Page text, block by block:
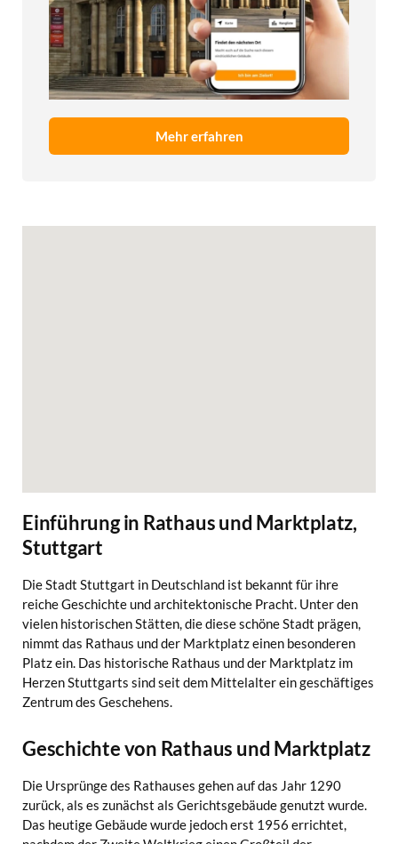
Einführung in Rathaus und Marktplatz,
Stuttgart
Die Stadt Stuttgart in Deutschland ist bekannt für ihre
reiche Geschichte und architektonische Pracht. Unter den
vielen historischen Stätten, die diese schöne Stadt prägen,
nimmt das Rathaus und der Marktplatz einen besonderen
Platz ein. Das historische Rathaus und der Marktplatz im
Herzen Stuttgarts sind seit dem Mittelalter ein geschäftiges
Zentrum des Geschehens.
Geschichte von Rathaus und Marktplatz
Die Ursprünge des Rathauses gehen auf das Jahr 1290
zurück, als es zunächst als Gerichtsgebäude genutzt wurde.
Das heutige Gebäude wurde jedoch erst 1956 errichtet,
Mehr erfahren